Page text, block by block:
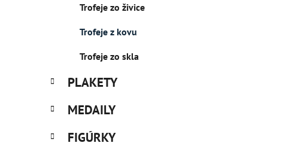
Trofeje zo živice
Trofeje z kovu
Trofeje zo skla
PLAKETY
MEDAILY
FIGÚRKY